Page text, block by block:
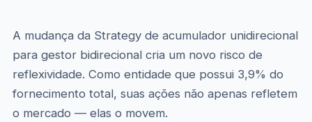
A mudança da Strategy de acumulador unidirecional
para gestor bidirecional cria um novo risco de
reflexividade. Como entidade que possui 3,9% do
fornecimento total, suas ações não apenas refletem
o mercado — elas o movem.